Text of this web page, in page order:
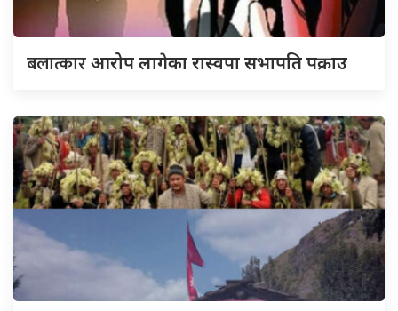
बलात्कारआरोप लागेका रास्वपा सभापति पक्राउ